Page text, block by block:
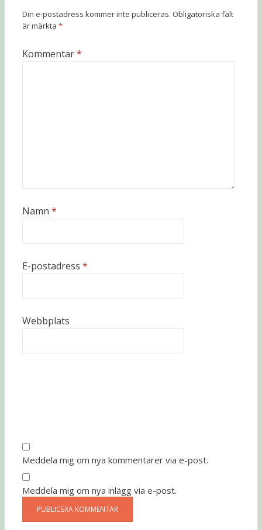
Din e-postadress kommer inte publiceras. Obligatoriska fält
är märkta *
Kommentar*
Namn *
E-postadress *
Webbplats
Meddela mig om nya kommentarer via e-post.
Meddela mig om nya inlägg via e-post.